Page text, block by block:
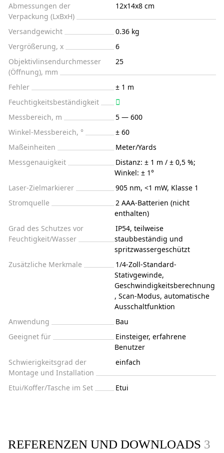
Abmessungen der
Verpackung (LxBxH)
12x14x8 cm
Versandgewicht
0.36 kg
Vergrößerung, x
6
Objektivlinsendurchmesser
(Öffnung), mm
25
Fehler
± 1 m
Feuchtigkeitsbeständigkeit
Messbereich, m
5 — 600
Winkel-Messbereich, °
± 60
Maßeinheiten
Meter/Yards
Messgenauigkeit
Distanz: ± 1 m / ± 0,5 %;
Winkel: ± 1°
Laser-Zielmarkierer
905 nm, <1 mW, Klasse 1
Stromquelle
2 AAA-Batterien (nicht
enthalten)
Grad des Schutzes vor
Feuchtigkeit/Wasser
IP54, teilweise
staubbeständig und
spritzwassergeschützt
Zusätzliche Merkmale
1/4-Zoll-Standard-
Stativgewinde,
Geschwindigkeitsberechnung
, Scan-Modus, automatische
Ausschaltfunktion
Anwendung
Bau
Geeignet für
Einsteiger, erfahrene
Benutzer
Schwierigkeitsgrad der
Montage und Installation
einfach
Etui/Koffer/Tasche im Set Etui
REFERENZEN UND DOWNLOADS 3